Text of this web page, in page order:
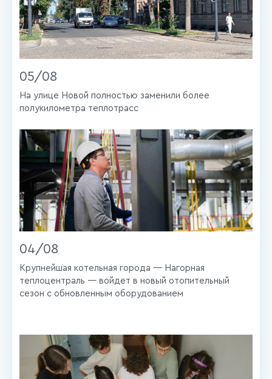
05/08
На улице Новой полностью заменили более
полукилометра теплотрасс
04/08
Крупнейшая котельная города — Нагорная
теплоцентраль — войдет в новый отопительный
сезон с обновленным оборудованием